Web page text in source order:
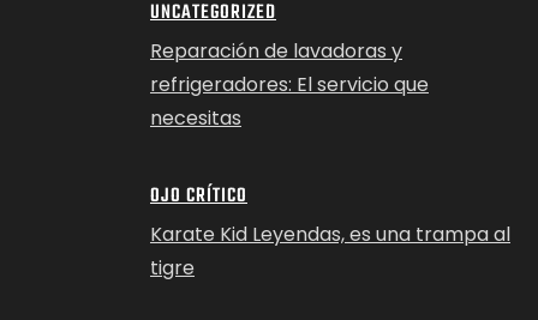
UNCATEGORIZED
Reparación de lavadoras y
refrigeradores: El servicio que
necesitas
OJO CRÍTICO
Karate Kid Leyendas, es una trampa al
tigre